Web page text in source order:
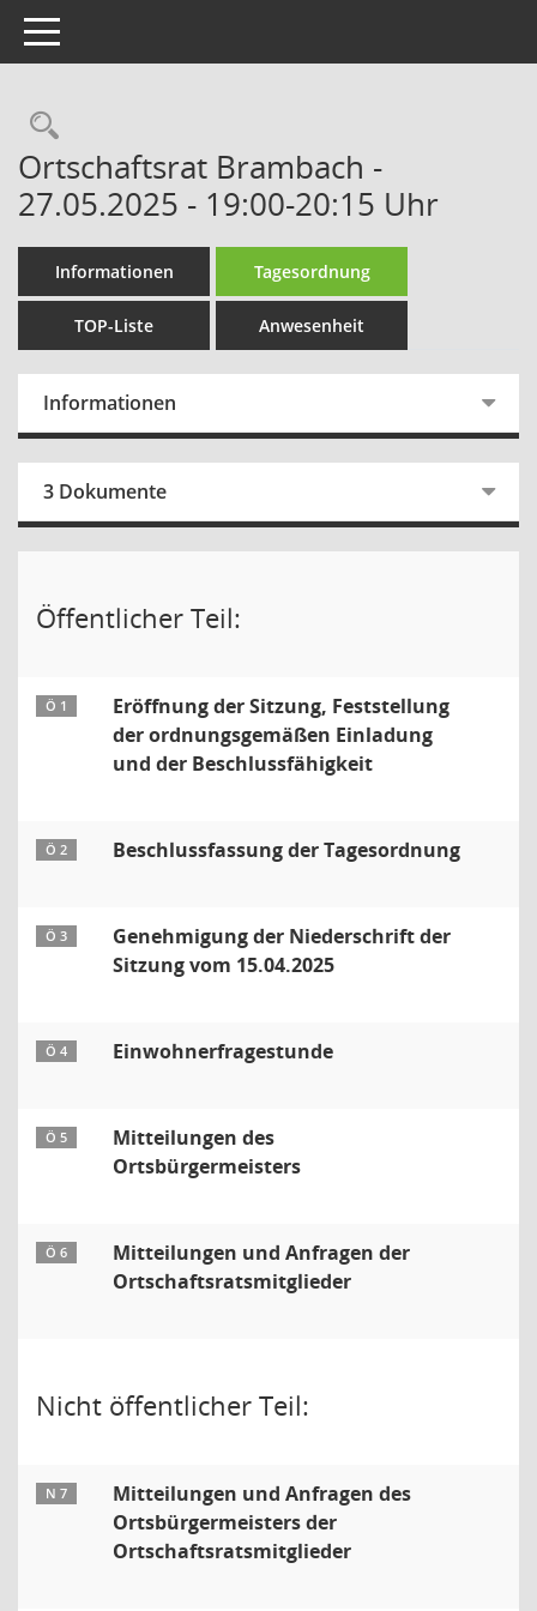
Toggle navigation
Rechercheauswahl
Ortschaftsrat Brambach -
27.05.2025 - 19:00-20:15 Uhr
Informationen Tagesordnung
TOP-Liste Anwesenheit
Informationen
3 Dokumente
Öffentlicher Teil:
Ö 1
Eröffnung der Sitzung, Feststellung
der ordnungsgemäßen Einladung
und der Beschlussfähigkeit
Ö 2 Beschlussfassung der Tagesordnung
Ö 3
Genehmigung der Niederschrift der
Sitzung vom 15.04.2025
Ö 4 Einwohnerfragestunde
Ö 5
Mitteilungen des
Ortsbürgermeisters
Ö 6
Mitteilungen und Anfragen der
Ortschaftsratsmitglieder
Nicht öffentlicher Teil:
N 7
Mitteilungen und Anfragen des
Ortsbürgermeisters der
Ortschaftsratsmitglieder